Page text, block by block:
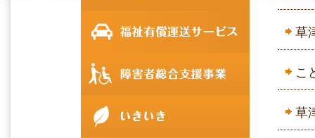
草
こ
草